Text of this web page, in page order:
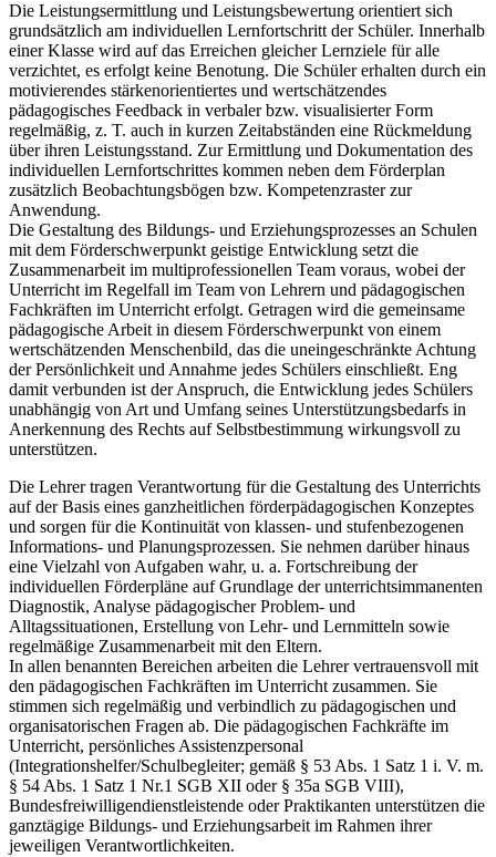
Die Leistungsermittlung und Leistungsbewertung orientiert sich
grundsätzlich am individuellen Lernfortschritt der Schüler. Innerhalb
einer Klasse wird auf das Erreichen gleicher Lernziele für alle
verzichtet, es erfolgt keine Benotung. Die Schüler erhalten durch ein
motivierendes stärkenorientiertes und wertschätzendes
pädagogisches Feedback in verbaler bzw. visualisierter Form
regelmäßig, z. T. auch in kurzen Zeitabständen eine Rückmeldung
über ihren Leistungsstand. Zur Ermittlung und Dokumentation des
individuellen Lernfortschrittes kommen neben dem Förderplan
zusätzlich Beobachtungsbögen bzw. Kompetenzraster zur
Anwendung.
Die Gestaltung des Bildungs- und Erziehungsprozesses an Schulen
mit dem Förderschwerpunkt geistige Entwicklung setzt die
Zusammenarbeit im multiprofessionellen Team voraus, wobei der
Unterricht im Regelfall im Team von Lehrern und pädagogischen
Fachkräften im Unterricht erfolgt. Getragen wird die gemeinsame
pädagogische Arbeit in diesem Förderschwerpunkt von einem
wertschätzenden Menschenbild, das die uneingeschränkte Achtung
der Persönlichkeit und Annahme jedes Schülers einschließt. Eng
damit verbunden ist der Anspruch, die Entwicklung jedes Schülers
unabhängig von Art und Umfang seines Unterstützungsbedarfs in
Anerkennung des Rechts auf Selbstbestimmung wirkungsvoll zu
unterstützen.
Die Lehrer tragen Verantwortung für die Gestaltung des Unterrichts
auf der Basis eines ganzheitlichen förderpädagogischen Konzeptes
und sorgen für die Kontinuität von klassen- und stufenbezogenen
Informations- und Planungsprozessen. Sie nehmen darüber hinaus
eine Vielzahl von Aufgaben wahr, u. a. Fortschreibung der
individuellen Förderpläne auf Grundlage der unterrichtsimmanenten
Diagnostik, Analyse pädagogischer Problem- und
Alltagssituationen, Erstellung von Lehr- und Lernmitteln sowie
regelmäßige Zusammenarbeit mit den Eltern.
In allen benannten Bereichen arbeiten die Lehrer vertrauensvoll mit
den pädagogischen Fachkräften im Unterricht zusammen. Sie
stimmen sich regelmäßig und verbindlich zu pädagogischen und
organisatorischen Fragen ab. Die pädagogischen Fachkräfte im
Unterricht, persönliches Assistenzpersonal
(Integrationshelfer/Schulbegleiter; gemäß § 53 Abs. 1 Satz 1 i. V. m.
§ 54 Abs. 1 Satz 1 Nr.1 SGB XII oder § 35a SGB VIII),
Bundesfreiwilligendienstleistende oder Praktikanten unterstützen die
ganztägige Bildungs- und Erziehungsarbeit im Rahmen ihrer
jeweiligen Verantwortlichkeiten.